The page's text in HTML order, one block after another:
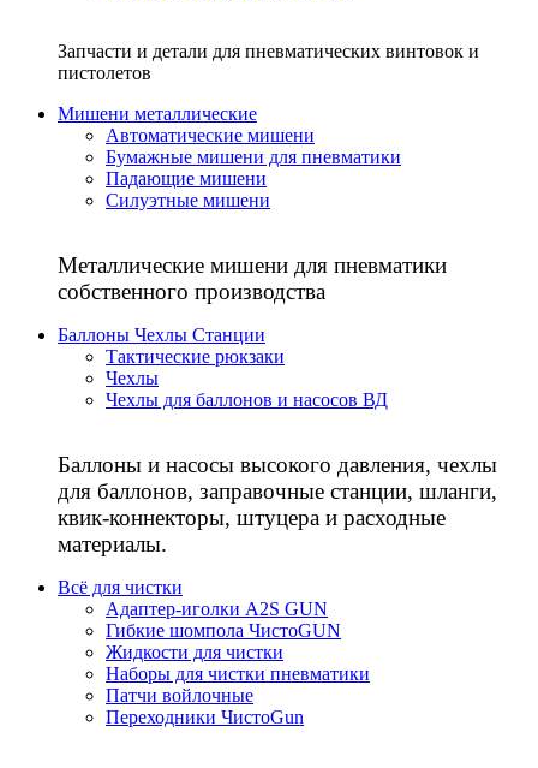
Запчасти и детали для пневматических винтовок и
пистолетов
Мишени металлические
Автоматические мишени
Бумажные мишени для пневматики
Падающие мишени
Силуэтные мишени
Металлические мишени для пневматики
собственного производства
Баллоны Чехлы Станции
Тактические рюкзаки
Чехлы
Чехлы для баллонов и насосов ВД
Баллоны и насосы высокого давления, чехлы
для баллонов, заправочные станции, шланги,
квик-коннекторы, штуцера и расходные
материалы.
Всё для чистки
Адаптер-иголки A2S GUN
Гибкие шомпола ЧистоGUN
Жидкости для чистки
Наборы для чистки пневматики
Патчи войлочные
Переходники ЧистоGun